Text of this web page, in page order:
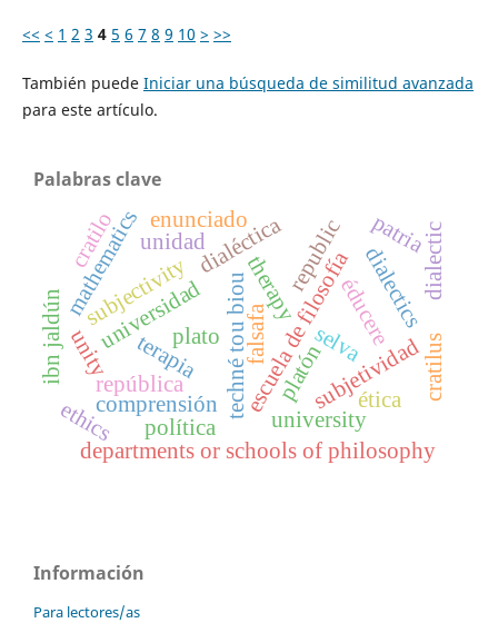
<< < 1 2 3 4 5 6 7 8 9 10 > >>
También puede Iniciar una búsqueda de similitud avanzada
para este artículo.
Palabras clave
universidad escuela de filosofía
techné tou biou
terapia
éducere
subjetividad
university
departments or schools of philosophy
therapy
subjectivity
platón
república
dialéctica
unidad
plato
republic
mathematics dialectics
unity
comprensión
ética
política
ethics
patria
selva
falsafa
ibn jaldún
cratilo enunciado
cratilus
dialectic
Información
Para lectores/as